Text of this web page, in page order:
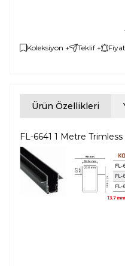
Koleksiyon + Teklif +
Ürün Özellikleri
FL-6641 1 Metre